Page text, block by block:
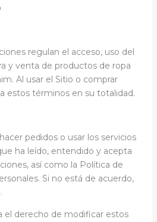
regulan el acceso, uso del
y venta de productos de ropa
Al usar el Sitio o comprar
estos términos en su totalidad.
pedidos o usar los servicios
ha leído, entendido y acepta
así como la Política de
Si no está de acuerdo,
el derecho de modificar estos